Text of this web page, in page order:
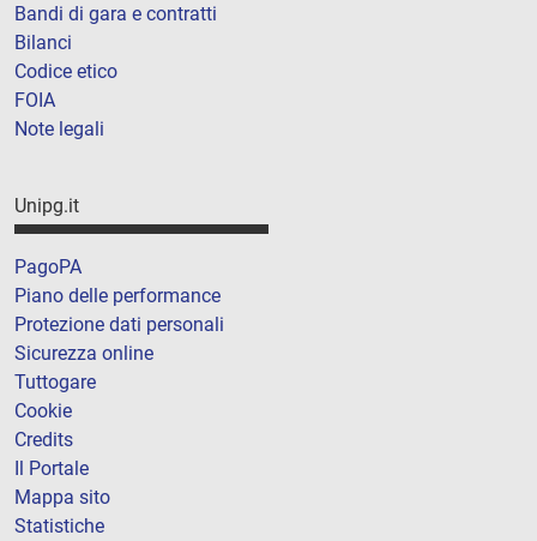
Bandi di gara e contratti
Bilanci
Codice etico
FOIA
Note legali
Unipg.it
PagoPA
Piano delle performance
Protezione dati personali
Sicurezza online
Tuttogare
Cookie
Credits
Il Portale
Mappa sito
Statistiche